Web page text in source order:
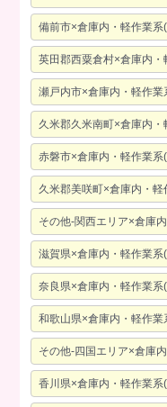
備前市×倉庫内・軽作業
英田郡西粟倉村×倉庫内
瀬戸内市×倉庫内・軽作
久米郡久米南町×倉庫内
赤磐市×倉庫内・軽作業
久米郡美咲町×倉庫内・
その他-関西エリア×倉庫
滋賀県×倉庫内・軽作業
奈良県×倉庫内・軽作業
和歌山県×倉庫内・軽作
その他-四国エリア×倉庫
香川県×倉庫内・軽作業